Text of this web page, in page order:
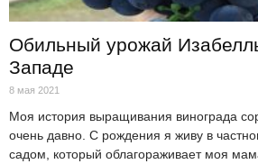
Обильный урожай
Западе
8 мая 2021
Моя история выращивания винограда
очень давно. С рождения я живу в
садом, который облагораживает моя